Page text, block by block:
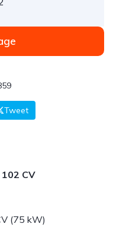
Tweet
102 CV
(75 kW)